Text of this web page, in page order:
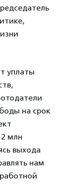
уплаты
на срок
млн
выхода
нам